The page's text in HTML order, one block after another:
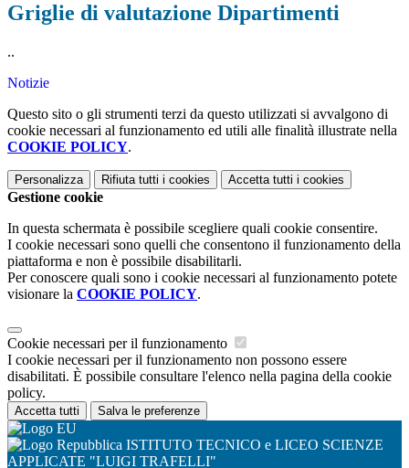
Griglie di valutazione Dipartimenti
..
Notizie
Questo sito o gli strumenti terzi da questo utilizzati si avvalgono di
cookie necessari al funzionamento ed utili alle finalità illustrate nella
COOKIE POLICY.
Personalizza Rifiuta tutti i cookies Accetta tutti i cookies
Gestione cookie
In questa schermata è possibile scegliere quali cookie consentire.
I cookie necessari sono quelli che consentono il funzionamento della
piattaforma e non è possibile disabilitarli.
Per conoscere quali sono i cookie necessari al funzionamento potete
visionare la COOKIE POLICY.
Cookie necessari per il funzionamento
I cookie necessari per il funzionamento non possono essere
disabilitati. È possibile consultare l'elenco nella pagina della cookie
policy.
Accetta tutti Salva le preferenze
ISTITUTO TECNICO e LICEO SCIENZE
APPLICATE "LUIGI TRAFELLI"